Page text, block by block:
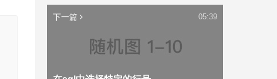
下一篇 05:39